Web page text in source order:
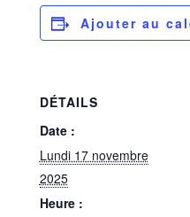
Ajouter au
DÉTAILS
Date :
Lundi 17 novembre
2025
Heure :